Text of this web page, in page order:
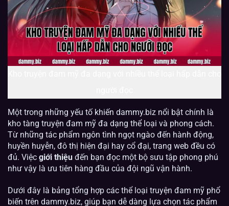
Một trong những yếu tố khiến dammy.biz nổi bật chính là
kho tàng truyện đam mỹ đa dạng thể loại và phong cách.
Từ những tác phẩm ngôn tình ngọt ngào đến hành động,
huyền huyễn, đô thị hiện đại hay cổ đại, trang web đều có
đủ. Việc giới thiệu đến bạn đọc một bộ sưu tập phong phú
như vậy là ưu tiên hàng đầu của đội ngũ vận hành.
Dưới đây là bảng tổng hợp các thể loại truyện đam mỹ phổ
biến trên dammy.biz, giúp bạn dễ dàng lựa chọn tác phẩm